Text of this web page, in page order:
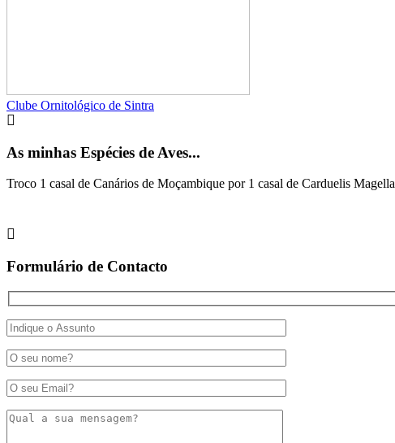
Clube Ornitológico de Sintra
As minhas Espécies de Aves...
Troco 1 casal de Canários de Moçambique por 1 casal de Carduelis
Formulário de Contacto